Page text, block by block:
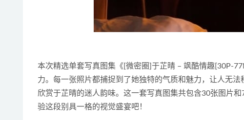
本次精选单套写真图集《[微密圈]于芷晴 – 飒酷情趣[30P-
力。每一张照片都捕捉到了她独特的气质和魅力，让人无
欣赏于芷晴的迷人韵味。这一套写真图集共包含30张图片
验这段别具一格的视觉盛宴吧！